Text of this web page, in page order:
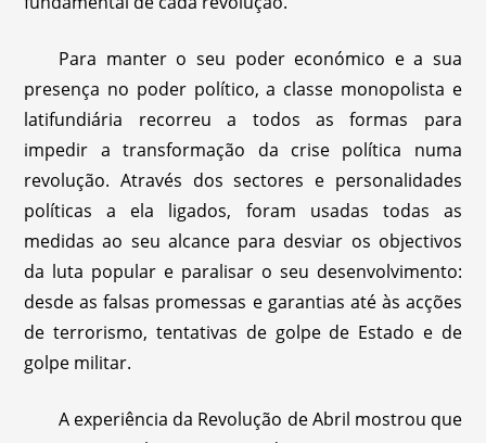
Para manter o seu poder económico e a sua
presença no poder político, a classe monopolista e
latifundiária recorreu a todos as formas para
impedir a transformação da crise política numa
revolução. Através dos sectores e personalidades
políticas a ela ligados, foram usadas todas as
medidas ao seu alcance para desviar os objectivos
da luta popular e paralisar o seu desenvolvimento:
desde as falsas promessas e garantias até às acções
de terrorismo, tentativas de golpe de Estado e de
golpe militar.
A experiência da Revolução de Abril mostrou que